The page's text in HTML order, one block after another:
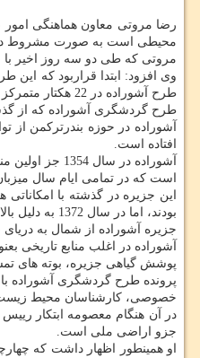
محیطی است به صورت مشروط
مروتی كه طی دو سه روز اخیر با
طرح آشوراده در 22 هكتار متمركز و 16 هكتار غیرمتمركز اجرا شود.
طرح گردشگری آشوراده كه از گذشته مطرح
آشوراده در حوزه بندرتركمن از
افتاده است.
آشوراده
است كه در تمامی ایام سال میزبان انواع پرندگان است و از
این جزیره در گذشته با
بودند، اما در سال 1372 به دلیل بالا آمدن سطح آب دریای خزر و وقوع سیلاب مردم جزیره را ترك كردند.
جزیره آشوراده از شمال به
آشوراده در اغلب منابع تاریخی
پوشش گیاهی جزیره، بوته های
پرونده طرح گردشگری آشوراده
خصوصی، كارشناسان محیط زیست
جزو اراضی ملی است.
او همینطور اظهار داشت كه